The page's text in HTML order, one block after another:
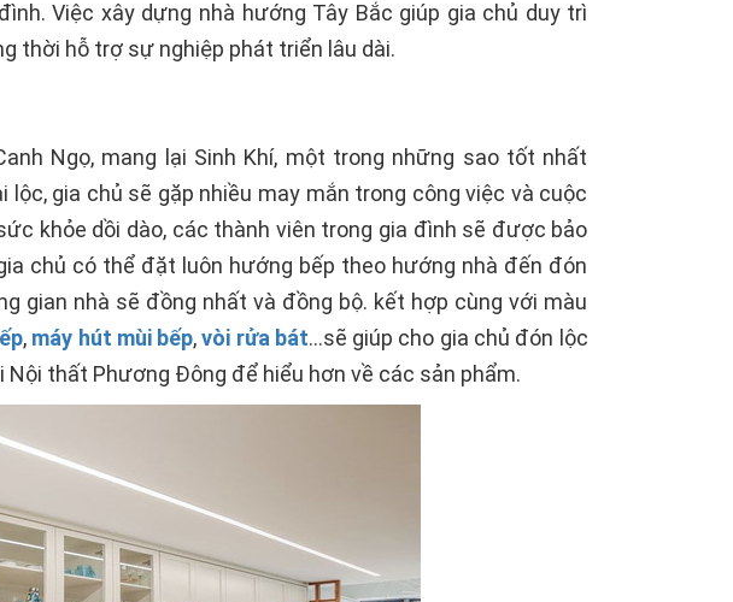
Việc xây dựng nhà hướng Tây Bắc giúp gia chủ duy trì
thời hỗ trợ sự nghiệp phát triển lâu dài.
Ngọ, mang lại Sinh Khí, một trong những sao tốt nhất
gia chủ sẽ gặp nhiều may mắn trong công việc và cuộc
khỏe dồi dào, các thành viên trong gia đình sẽ được bảo
chủ có thể đặt luôn hướng bếp theo hướng nhà đến đón
gian nhà sẽ đồng nhất và đồng bộ. kết hợp cùng với màu
, máy hút mùi bếp,vòi rửa bát…sẽ giúp cho gia chủ đón lộc
thất Phương Đông để hiểu hơn về các sản phẩm.